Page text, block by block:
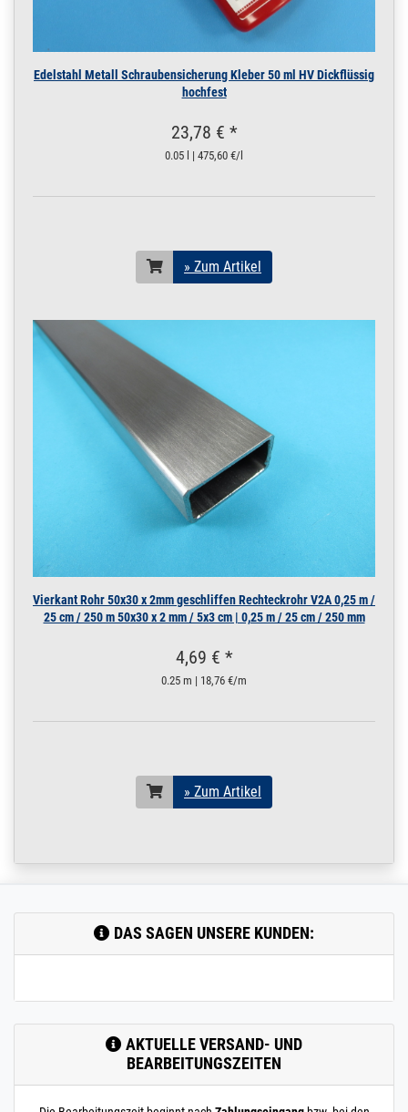
Edelstahl Metall Schraubensicherung Kleber 50 ml HV Dickflüssig
hochfest
23,78 € *
0.05 l | 475,60 €/l
» Zum Artikel
Vierkant Rohr 50x30 x 2mm geschliffen Rechteckrohr V2A 0,25 m /
25 cm / 250 m 50x30 x 2 mm / 5x3 cm | 0,25 m / 25 cm / 250 mm
4,69 € *
0.25 m | 18,76 €/m
» Zum Artikel
DAS SAGEN UNSERE KUNDEN:
AKTUELLE VERSAND- UND
BEARBEITUNGSZEITEN